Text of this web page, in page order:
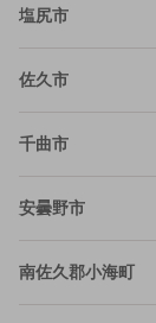
塩尻市
佐久市
千曲市
安曇野市
南佐久郡小海町